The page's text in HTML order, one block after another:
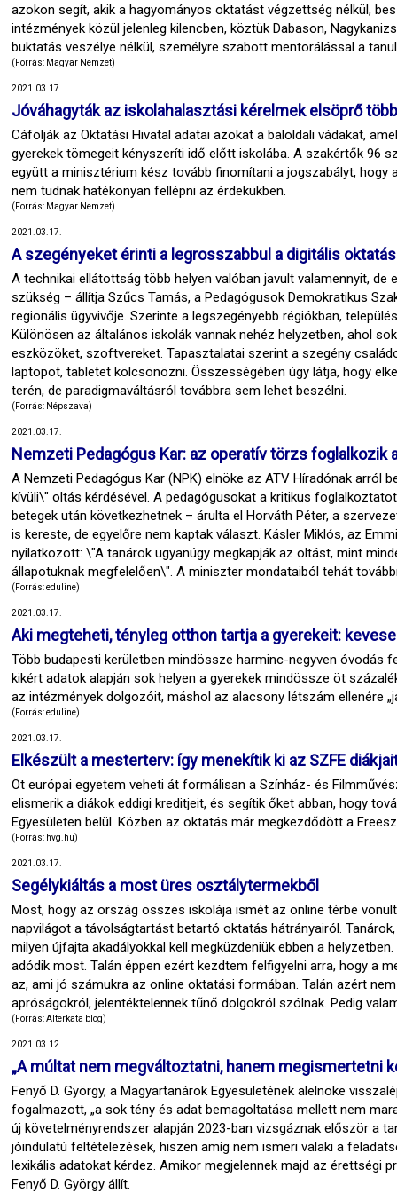
azokon segít, akik a hagyományos oktatást végzettség nélkül,
intézmények közül jelenleg kilencben, köztük Dabason,
buktatás veszélye nélkül, személyre szabott mentorálással a
(Forrás: Magyar Nemzet)
2021.03.17.
Jóváhagyták az iskolahalasztási kérelmek elsöprő
Cáfolják az Oktatási Hivatal adatai azokat a baloldali vádakat,
gyerekek tömegeit kényszeríti idő előtt iskolába. A szakértők 96
együtt a minisztérium kész tovább finomítani a jogszabályt, hogy
nem tudnak hatékonyan fellépni az érdekükben.
(Forrás: Magyar Nemzet)
2021.03.17.
A szegényeket érinti a legrosszabbul a digitális oktatás
A technikai ellátottság több helyen valóban javult valamennyit,
szükség – állítja Szűcs Tamás, a Pedagógusok Demokratikus
regionális ügyvivője. Szerinte a legszegényebb régiókban,
Különösen az általános iskolák vannak nehéz helyzetben, ahol
eszközöket, szoftvereket. Tapasztalatai szerint a szegény
laptopot, tabletet kölcsönözni. Összességében úgy látja, hogy
terén, de paradigmaváltásról továbbra sem lehet beszélni.
(Forrás: Népszava)
2021.03.17.
Nemzeti Pedagógus Kar: az operatív törzs foglalkozik
A Nemzeti Pedagógus Kar (NPK) elnöke az ATV Híradónak
kívüli\" oltás kérdésével. A pedagógusokat a kritikus
betegek után következhetnek – árulta el Horváth Péter, a
is kereste, de egyelőre nem kaptak választ. Kásler Miklós, az
nyilatkozott: \"A tanárok ugyanúgy megkapják az oltást, mint
állapotuknak megfelelően\". A miniszter mondataiból tehát
(Forrás: eduline)
2021.03.17.
Aki megteheti, tényleg otthon tartja a gyerekeit:
Több budapesti kerületben mindössze harminc-negyven óvodás
kikért adatok alapján sok helyen a gyerekek mindössze öt
az intézmények dolgozóit, máshol az alacsony létszám ellenére
(Forrás: eduline)
2021.03.17.
Elkészült a mesterterv: így menekítik ki az SZFE
Öt európai egyetem veheti át formálisan a Színház- és
elismerik a diákok eddigi kreditjeit, és segítik őket abban, hogy
Egyesületen belül. Közben az oktatás már megkezdődött a
(Forrás: hvg.hu)
2021.03.17.
Segélykiáltás a most üres osztálytermekből
Most, hogy az ország összes iskolája ismét az online térbe
napvilágot a távolságtartást betartó oktatás hátrányairól.
milyen újfajta akadályokkal kell megküzdeniük ebben a
adódik most. Talán éppen ezért kezdtem felfigyelni arra, hogy a
az, ami jó számukra az online oktatási formában. Talán azért
apróságokról, jelentéktelennek tűnő dolgokról szólnak. Pedig
(Forrás: Alterkata blog)
2021.03.12.
„A múltat nem megváltoztatni, hanem megismertetni
Fenyő D. György, a Magyartanárok Egyesületének alelnöke
fogalmazott, „a sok tény és adat bemagoltatása mellett nem
új követelményrendszer alapján 2023-ban vizsgáznak először a
jóindulatú feltételezések, hiszen amíg nem ismeri valaki a
lexikális adatokat kérdez. Amikor megjelennek majd az érettségi
Fenyő D. György állít.